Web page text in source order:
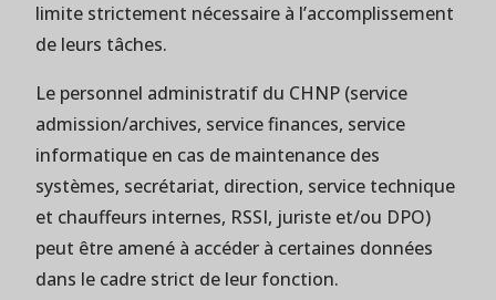
limite strictement nécessaire à l’accomplissement
de leurs tâches.
Le personnel administratif du CHNP (service
admission/archives, service finances, service
informatique en cas de maintenance des
systèmes, secrétariat, direction, service technique
et chauffeurs internes, RSSI, juriste et/ou DPO)
peut être amené à accéder à certaines données
dans le cadre strict de leur fonction.